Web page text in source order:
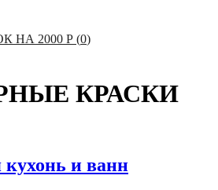
НА 2000 Р (0)
КРАСКИ
и ванн